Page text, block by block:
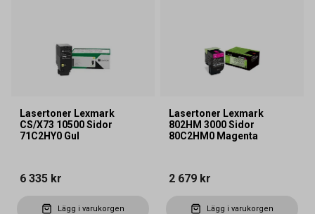
Lasertoner Lexmark
CS/X73 10500 Sidor
71C2HY0 Gul
6 335 kr
Lägg i varukorgen
Lasertoner Lexmark
802HM 3000 Sidor
80C2HM0 Magenta
2 679 kr
Lägg i varukorgen